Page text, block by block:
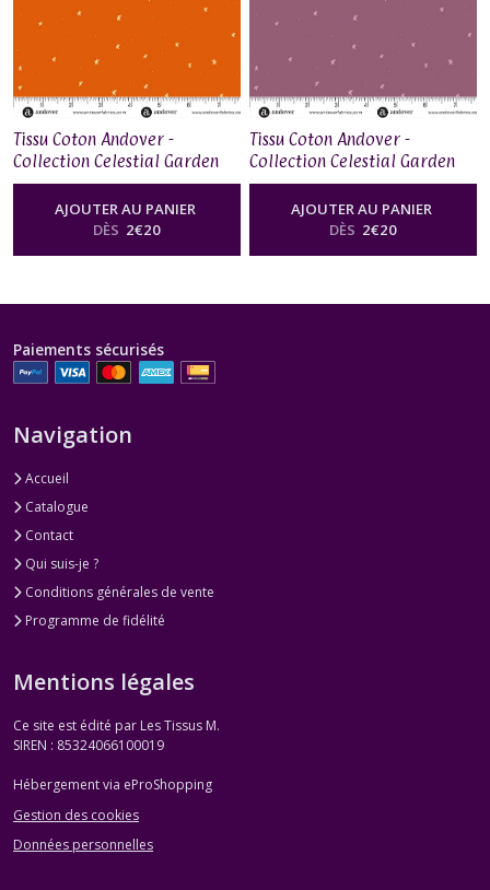
Tissu Coton Andover -
Collection Celestial Garden
by Alexandra Bordallo -
Starlit Sky Orange
AJOUTER AU PANIER
DÈS 2€20
Tissu Coton Andover -
Collection Celestial Garden
by Alexandra Bordallo -
Starlit Sky Plum
AJOUTER AU PANIER
DÈS 2€20
Paiements sécurisés
Navigation
Accueil
Catalogue
Contact
Qui suis-je ?
Conditions générales de vente
Programme de fidélité
Mentions légales
Ce site est édité par Les Tissus M.
SIREN : 85324066100019
Hébergement via eProShopping
Gestion des cookies
Données personnelles